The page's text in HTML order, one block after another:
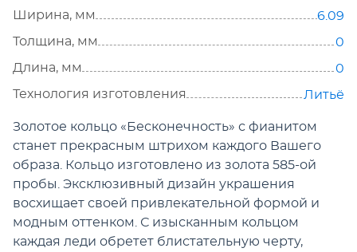
Ширина, мм
6.09
Толщина, мм
0
Длина, мм
0
Технология изготовления
Литьё
Золотое кольцо «Бесконечность» с фианитом
станет прекрасным штрихом каждого Вашего
образа. Кольцо изготовлено из золота 585-ой
пробы. Эксклюзивный дизайн украшения
восхищает своей привлекательной формой и
модным оттенком. С изысканным кольцом
каждая леди обретет блистательную черту,